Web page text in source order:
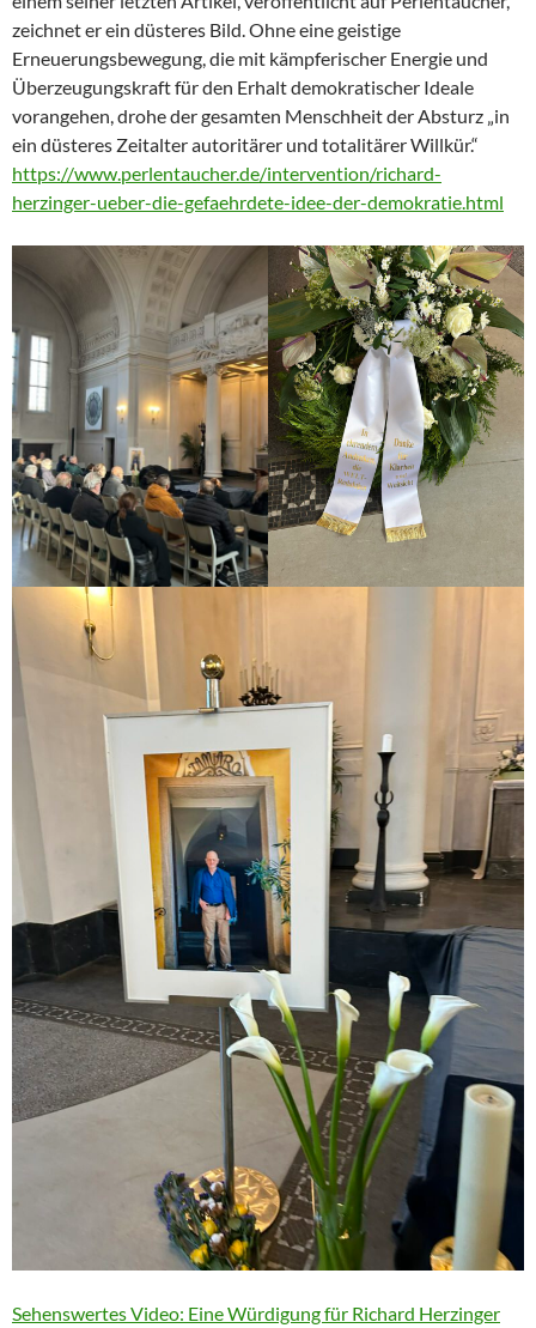
zeichnet er ein düsteres Bild. Ohne eine geistige
Erneuerungsbewegung, die mit kämpferischer Energie und
Überzeugungskraft für den Erhalt demokratischer Ideale
vorangehen, drohe der gesamten Menschheit der Absturz „in
ein düsteres Zeitalter autoritärer und totalitärer Willkür.“
https://www.perlentaucher.de/intervention/richard-
herzinger-ueber-die-gefaehrdete-idee-der-demokratie.html
Sehenswertes Video: Eine Würdigung für Richard Herzinger